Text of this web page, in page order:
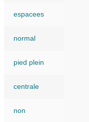
espacees
normal
pied plein
centrale
non